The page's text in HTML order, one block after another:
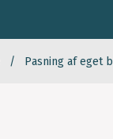
Pasning af eget